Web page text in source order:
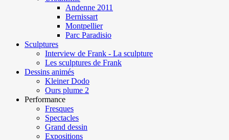
Andenne 2011
Bernissart
Montpellier
Parc Paradisio
Sculptures
Interview de Frank - La sculpture
Les sculptures de Frank
Dessins animés
Kleiner Dodo
Ours plume 2
Performance
Fresques
Spectacles
Grand dessin
Expositions